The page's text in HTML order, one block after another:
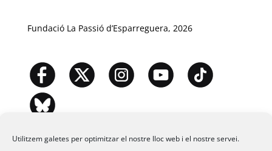
Utilitzem galetes per optimitzar el nostre lloc web i el nostre servei.
Fundació La Passió d’Esparreguera, 2026